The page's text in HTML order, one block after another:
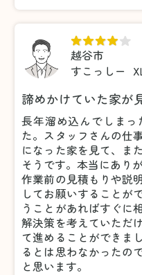
越谷市
すこっしー
諦めかけていた家が
長年溜め込んでしま
た。スタッフさんの仕
になった家を見て、ま
そうです。本当にあり
作業前の見積もりや説
してお願いすることが
うことがあればすぐに
解決策を考えていただ
て進めることができま
るとは思わなかったの
と思います。